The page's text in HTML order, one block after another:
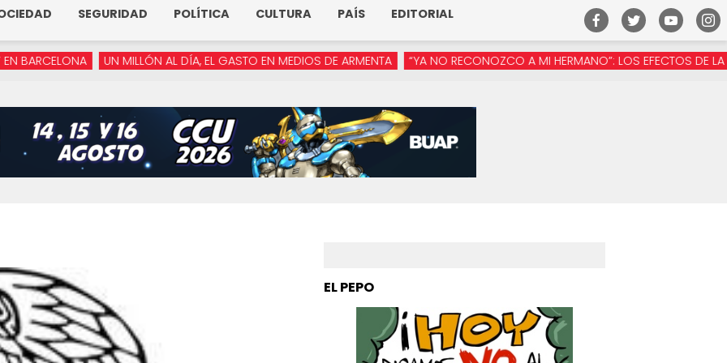
SEGURIDAD POLÍTICA CULTURA PAÍS
EDITORIAL
UN MILLÓN AL DÍA, EL GASTO EN MEDIOS DE ARMENTA “YA NO RECONOZCO A MI HERMANO”: LOS EFECTOS DE LA MANÓSFERA
EL PEPO